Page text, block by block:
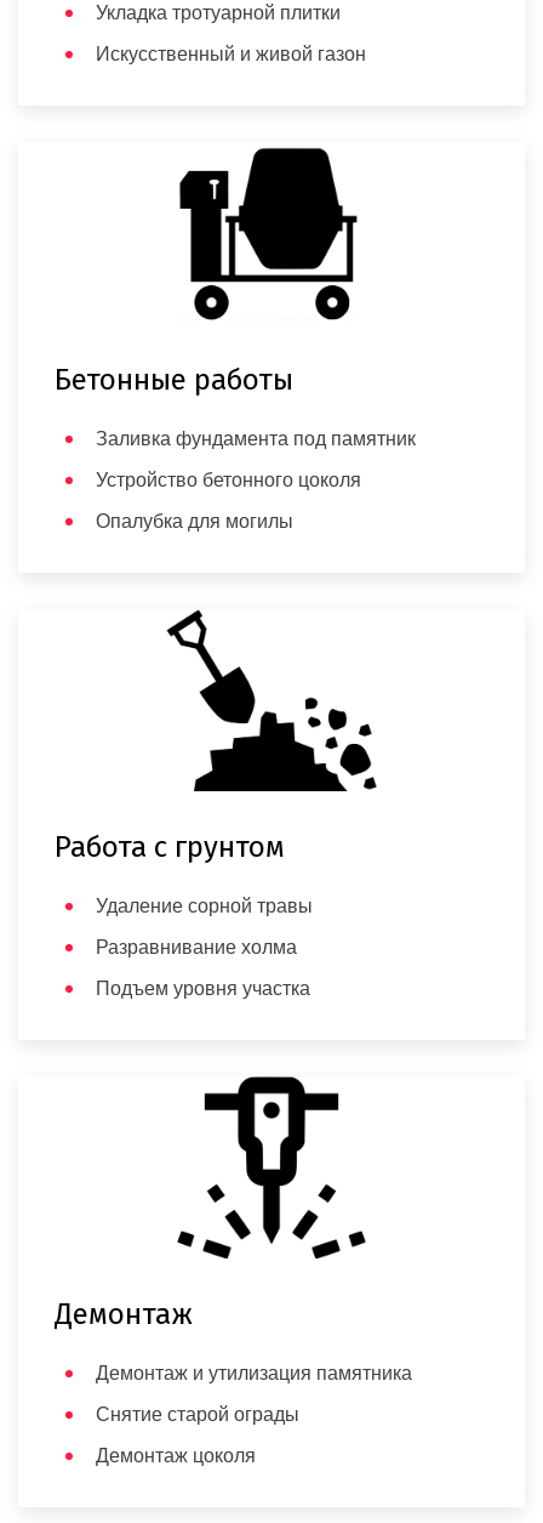
Укладка тротуарной плитки
Искусственный и живой газон
Бетонные работы
Заливка фундамента под памятник
Устройство бетонного цоколя
Опалубка для могилы
Работа с грунтом
Удаление сорной травы
Разравнивание холма
Подъем уровня участка
Демонтаж
Демонтаж и утилизация памятника
Снятие старой ограды
Демонтаж цоколя